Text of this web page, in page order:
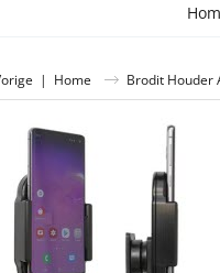
| Home Brodit Houder